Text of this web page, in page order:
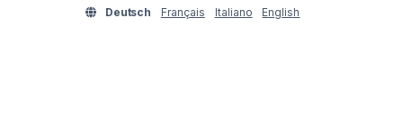
Deutsch
Français Italiano English